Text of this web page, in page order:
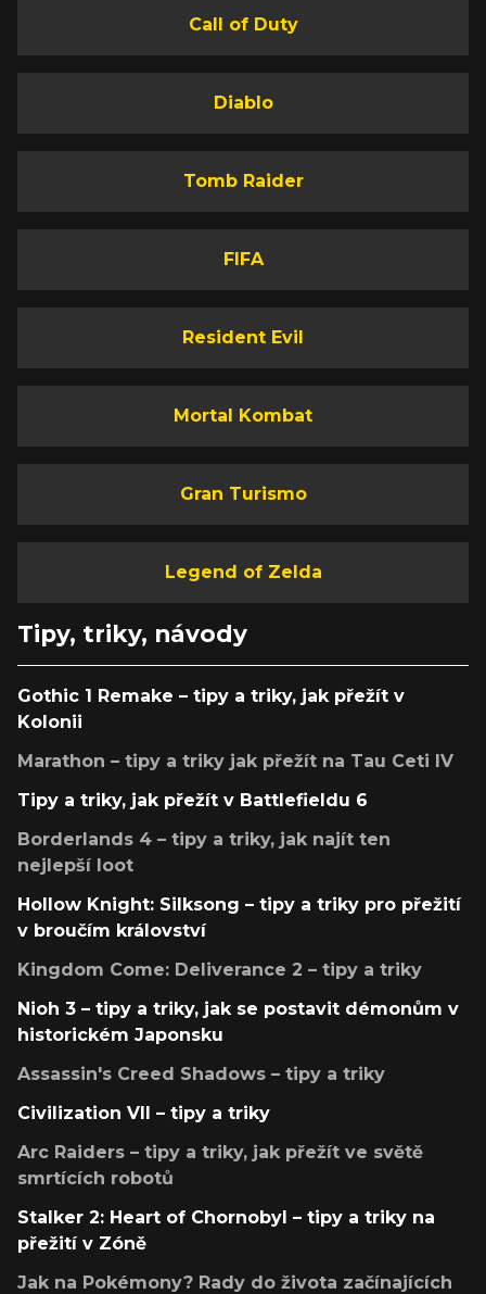
Call of Duty
Diablo
Tomb Raider
FIFA
Resident Evil
Mortal Kombat
Gran Turismo
Legend of Zelda
Tipy, triky, návody
Gothic 1 Remake – tipy a triky, jak přežít v
Kolonii
Marathon – tipy a triky jak přežít na Tau Ceti IV
Tipy a triky, jak přežít v Battlefieldu 6
Borderlands 4 – tipy a triky, jak najít ten
nejlepší loot
Hollow Knight: Silksong – tipy a triky pro přežití
v broučím království
Kingdom Come: Deliverance 2 – tipy a triky
Nioh 3 – tipy a triky, jak se postavit démonům v
historickém Japonsku
Assassin's Creed Shadows – tipy a triky
Civilization VII – tipy a triky
Arc Raiders – tipy a triky, jak přežít ve světě
smrtících robotů
Stalker 2: Heart of Chornobyl – tipy a triky na
přežití v Zóně
Jak na Pokémony? Rady do života začínajících